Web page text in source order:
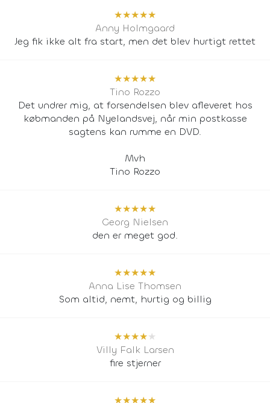
★★★★★
Anny Holmgaard
Jeg fik ikke alt fra start, men det blev hurtigt rettet
★★★★★
Tino Rozzo
Det undrer mig, at forsendelsen blev afleveret hos
købmanden på Nyelandsvej, når min postkasse
sagtens kan rumme en DVD.
Mvh
Tino Rozzo
★★★★★
Georg Nielsen
den er meget god.
★★★★★
Anna Lise Thomsen
Som altid, nemt, hurtig og billig
★★★★★
Villy Falk Larsen
fire stjerner
★★★★★